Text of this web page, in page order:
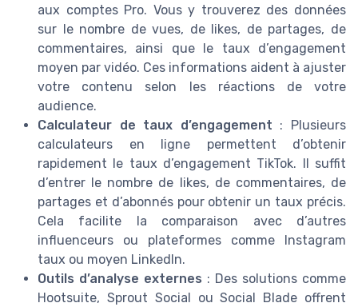
aux comptes Pro. Vous y trouverez des données
sur le nombre de vues, de likes, de partages, de
commentaires, ainsi que le taux d’engagement
moyen par vidéo. Ces informations aident à ajuster
votre contenu selon les réactions de votre
audience.
Calculateur de taux d’engagement : Plusieurs
calculateurs en ligne permettent d’obtenir
rapidement le taux d’engagement TikTok. Il suffit
d’entrer le nombre de likes, de commentaires, de
partages et d’abonnés pour obtenir un taux précis.
Cela facilite la comparaison avec d’autres
influenceurs ou plateformes comme Instagram
taux ou moyen LinkedIn.
Outils d’analyse externes : Des solutions comme
Hootsuite, Sprout Social ou Social Blade offrent